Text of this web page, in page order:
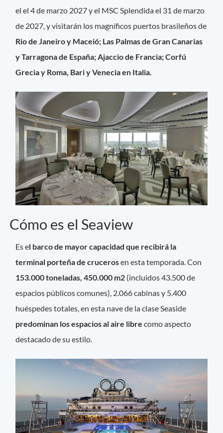
el el 4 de marzo 2027 y el MSC Splendida el 31 de marzo
de 2027, y visitarán los magníficos puertos brasileños de
Rio de Janeiro y Maceió; Las Palmas de Gran Canarias
y Tarragona de España; Ajaccio de Francia; Corfú
Grecia y Roma, Bari y Venecia en Italia.
Cómo es el Seaview
Es el barco de mayor capacidad que recibirá la
terminal porteña de crucerosen esta temporada. Con
153.000 toneladas, 450.000 m2 (incluidos 43.500 de
espacios públicos comunes), 2.066 cabinas y 5.400
huéspedes totales, en esta nave de la clase Seaside
predominan los espacios al aire librecomo aspecto
destacado de su estilo.